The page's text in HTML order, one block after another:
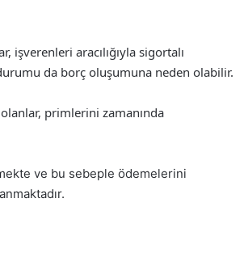
işverenleri aracılığıyla sigortalı
da borç oluşumuna neden olabilir.
primlerini zamanında
ve bu sebeple ödemelerini